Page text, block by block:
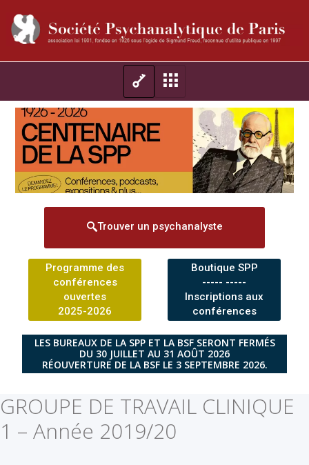
Trouver un psychanalyste
Programme des
conférences
ouvertes
2025-2026
Boutique SPP
----- -----
Inscriptions aux
conférences
LES BUREAUX DE LA SPP ET LA BSF SERONT FERMÉS
DU 30 JUILLET AU 31 AOÛT 2026
RÉOUVERTURE DE LA BSF LE 3 SEPTEMBRE 2026.
GROUPE DE TRAVAIL CLINIQUE
1 – Année 2019/20